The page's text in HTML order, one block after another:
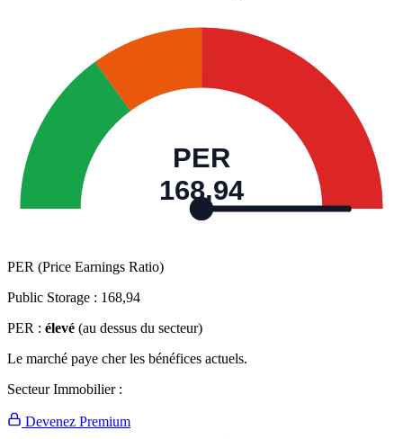
PER
168,94
PER (Price Earnings Ratio)
Public Storage : 168,94
PER : élevé (au dessus du secteur)
Le marché paye cher les bénéfices actuels.
Secteur Immobilier :
Devenez Premium